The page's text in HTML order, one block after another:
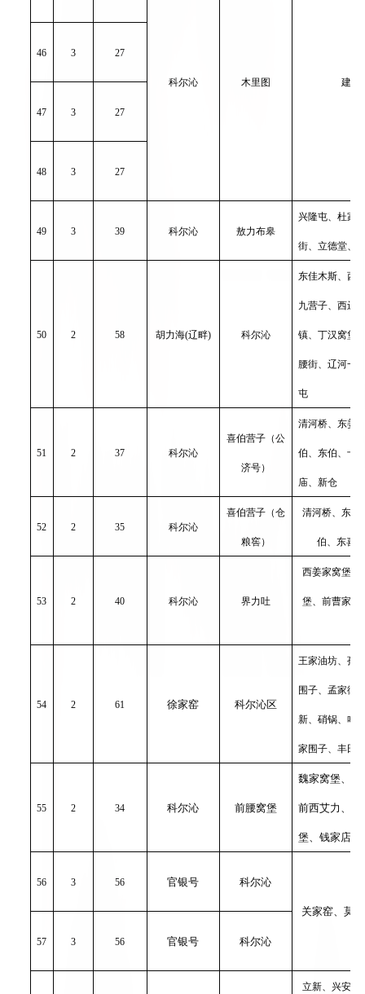
科尔沁 木里图 建国
46 3 27
47 3 27
48 3 27
49 3 39 科尔沁 敖力布皋
兴隆屯、杜家
街、立德堂、
50 2 58 胡力海(辽畔) 科尔沁
东佳木斯、西
九营子、西辽
镇、丁汉窝堡
腰街、辽河一
屯
51 2 37 科尔沁
喜伯营子（公
济号）
清河桥、东姜
伯、东伯、十
庙、新仓
52 2 35 科尔沁
喜伯营子（仓
粮窖）
清河桥、东姜
伯、东喜
53 2 40 科尔沁 界力吐
西姜家窝堡、
堡、前曹家窝
54 2 61 徐家窑 科尔沁区
王家油坊、孙
围子、孟家街
新、硝锅、哈
家围子、丰田
55 2 34 科尔沁 前腰窝堡
魏家窝堡、
前西艾力、
堡、钱家店镇
56 3 56 官银号 科尔沁
关家窑、莫
57 3 56 官银号 科尔沁
立新、兴安、